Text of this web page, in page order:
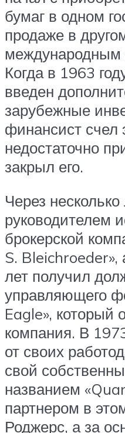
бумаг в одном
продаже в
международным
Когда в 1963
введен
зарубежные
финансист счел
недостаточно
закрыл его.
Через
руководителем
брокерской
S.
лет получил
управляющего
Eagle», который
компания. В
от своих
свой
названием
партнером в
Роджерс, а за